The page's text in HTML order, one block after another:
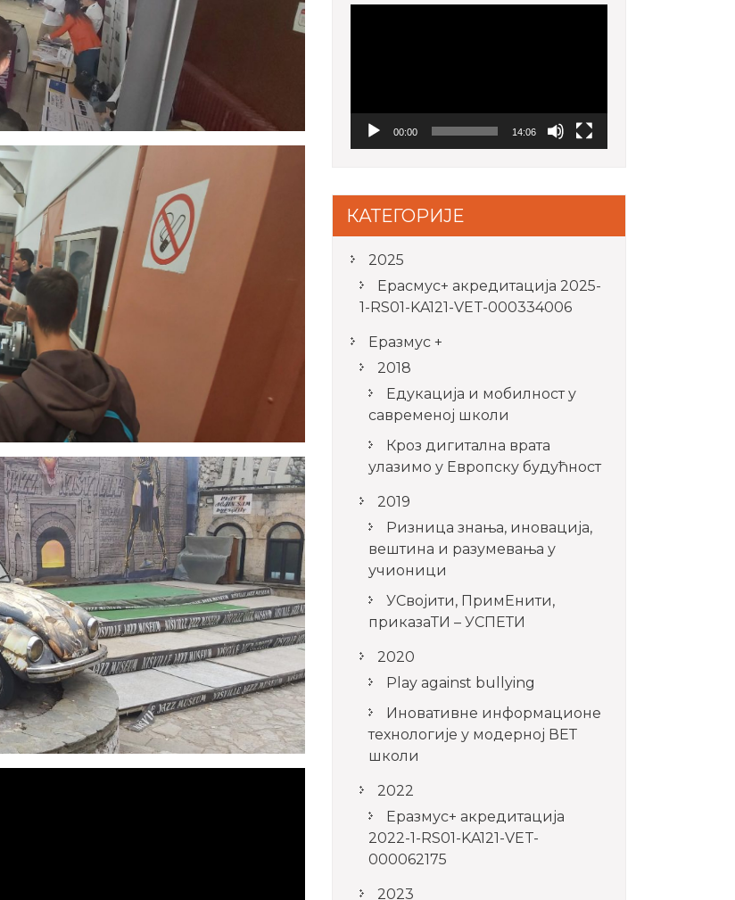
00:00 14:06
КАТЕГОРИЈЕ
2025
Ерасмус+ акредитацијa 2025-
1-RS01-KA121-VET-000334006
Еразмус +
2018
Едукација и мобилност у
савременој школи
Кроз дигитална врата
улазимо у Европску будућност
2019
Ризница знања, иновација,
вештина и разумевања у
учионици
УСвојити, ПримЕнити,
приказаТИ – УСПЕТИ
2020
Play against bullying
Иновативне информационе
технологије у модерној ВЕТ
школи
2022
Еразмус+ акредитација
2022-1-RS01-KA121-VET-
000062175
2023